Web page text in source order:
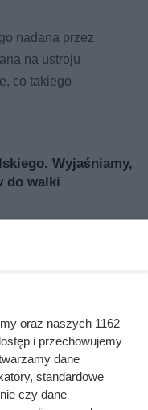
nadana przez
na ustroju
co takiego
Wyjaśniamy,
do walki
oraz naszych 1162
i przechowujemy
dane
standardowe
czy dane